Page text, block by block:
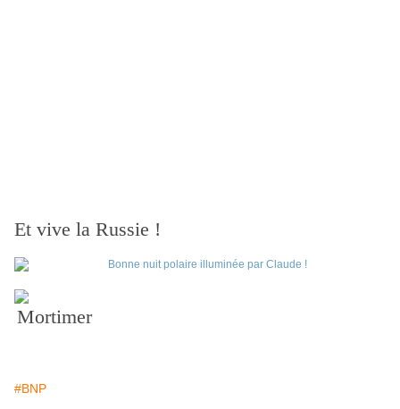
Et vive la Russie !
Mortimer
#BNP